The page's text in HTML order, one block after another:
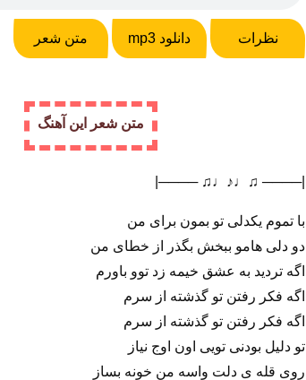
نظرات دانلود mp3 متن شعر
متن شعر این آهنگ
|──── ♫♩♪♩♫ ────|
با تموم یکدلی تو بمون برای من
دو دلی هامو ببخش بگذر از خطای من
اگه تردید به عشق خیمه زد توو باورم
اگه فکر رفتن تو گذشته از سرم
اگه فکر رفتن تو گذشته از سرم
تو دلیل بودنی تویی اون اوج نیاز
روی قله ی دلت واسه من خونه بساز